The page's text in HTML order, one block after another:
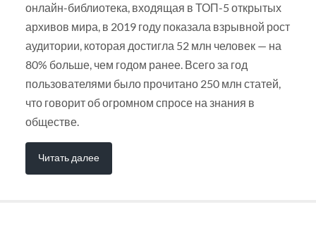
онлайн-библиотека, входящая в ТОП-5 открытых
архивов мира, в 2019 году показала взрывной рост
аудитории, которая достигла 52 млн человек — на
80% больше, чем годом ранее. Всего за год
пользователями было прочитано 250 млн статей,
что говорит об огромном спросе на знания в
обществе.
Читать далее